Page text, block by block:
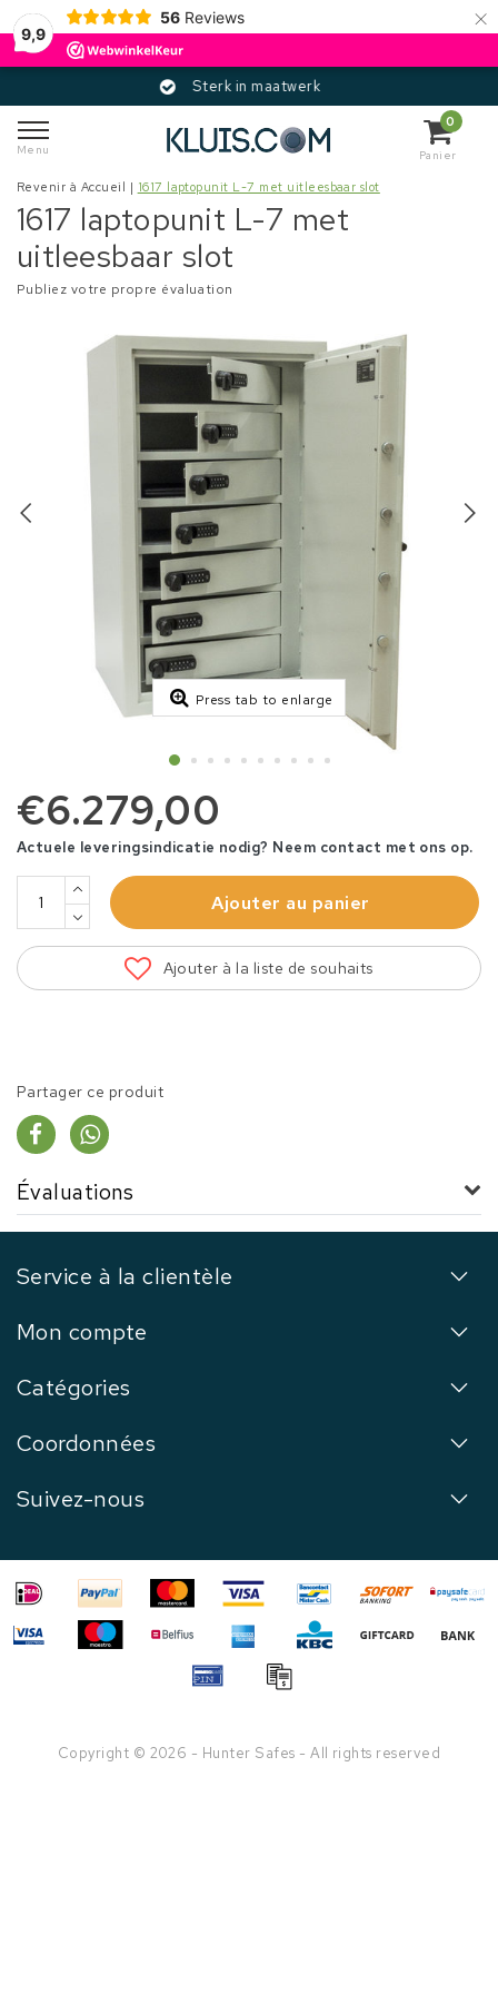
9,9
56 Reviews ×
Sterk in maatwerk
Menu
0
Panier
Revenir à Accueil | 1617 laptopunit L-7 met uitleesbaar slot
1617 laptopunit L-7 met
uitleesbaar slot
Publiez votre propre évaluation
Press tab to enlarge
€6.279,00
Actuele leveringsindicatie nodig? Neem contact met ons op.
Ajouter au panier
Ajouter à la liste de souhaits
Partager ce produit
Évaluations
Service à la clientèle
Mon compte
Catégories
Coordonnées
Suivez-nous
Copyright © 2026 - Hunter Safes - All rights reserved